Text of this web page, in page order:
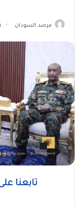
مرصد السودان
تابعنا